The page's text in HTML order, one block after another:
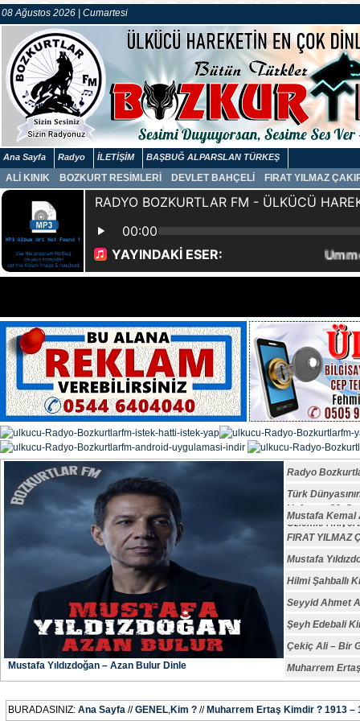
08 Ağustos 2026 | Cumartesi
Ana Sayfa Radyo İLETİŞİM BAŞBUĞ ALPARSLAN TÜRKEŞ
ALİ KINIK BOZKURT RESİMLERİ DEVLET BAHÇELİ FIRAT YILMAZ
Mustafa Yıldızdoğan – Azan Bulur Dinle
Radyo
Türk
Vefatının 29.
Özlemle
Mustafa Kemal
FIRAT YILMAZ
Mustafa
Hilmi Şahballı
Seyyid Ahmet
Şeyh Edebali
Çekiç Ali – Bir
Muharrem
BURADASINIZ: Ana Sayfa //GENEL,Kim ? // Muharrem Ertaş Kimdir ? 1913 –